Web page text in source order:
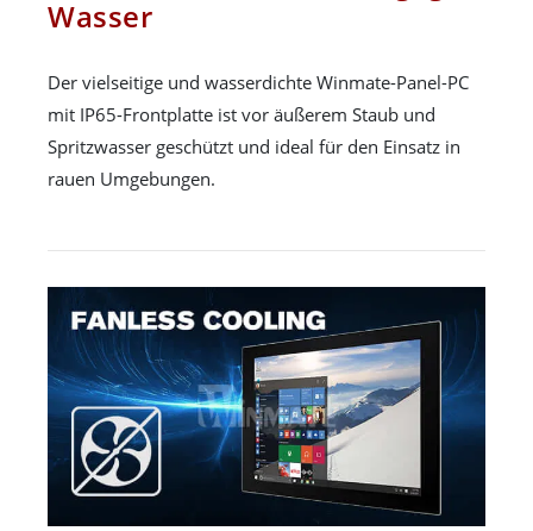
Wasser
Der vielseitige und wasserdichte Winmate-Panel-PC
mit IP65-Frontplatte ist vor äußerem Staub und
Spritzwasser geschützt und ideal für den Einsatz in
rauen Umgebungen.